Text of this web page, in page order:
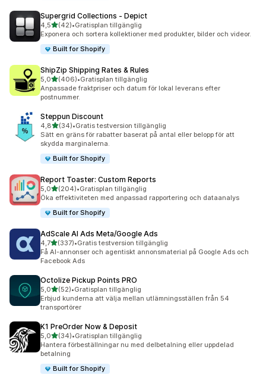
Supergrid Collections ‑ Depict
4,5av 5 stjärnor
(42)
42 recensioner totalt
•Gratisplan tillgänglig
Exponera och sortera kollektioner med produkter, bilder och videor.
Built for Shopify
ShipZip Shipping Rates & Rules
5,0av 5 stjärnor
(406)
406 recensioner totalt
•Gratisplan tillgänglig
Anpassade fraktpriser och datum för lokal leverans efter
postnummer.
Steppun Discount
4,8av 5 stjärnor
(34)
34 recensioner totalt
•Gratis testversion tillgänglig
Sätt en gräns för rabatter baserat på antal eller belopp för att
skydda marginalerna.
Built for Shopify
Report Toaster: Custom Reports
5,0av 5 stjärnor
(204)
204 recensioner totalt
•Gratisplan tillgänglig
Öka effektiviteten med anpassad rapportering och dataanalys
Built for Shopify
AdScale AI Ads Meta/Google Ads
4,7av 5 stjärnor
(337)
337 recensioner totalt
•Gratis testversion tillgänglig
Få AI-annonser och agentiskt annonsmaterial på Google Ads och
Facebook Ads
Octolize Pickup Points PRO
5,0av 5 stjärnor
(52)
52 recensioner totalt
•Gratisplan tillgänglig
Erbjud kunderna att välja mellan utlämningsställen från 54
transportörer
K1 PreOrder Now & Deposit
5,0av 5 stjärnor
(34)
34 recensioner totalt
•Gratisplan tillgänglig
Hantera förbeställningar nu med delbetalning eller uppdelad
betalning
Built for Shopify